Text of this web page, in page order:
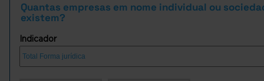
Quantas empresas em nome individual ou
existem?
Indicador